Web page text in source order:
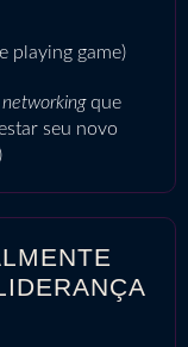
playing game)
networkingque
seu novo